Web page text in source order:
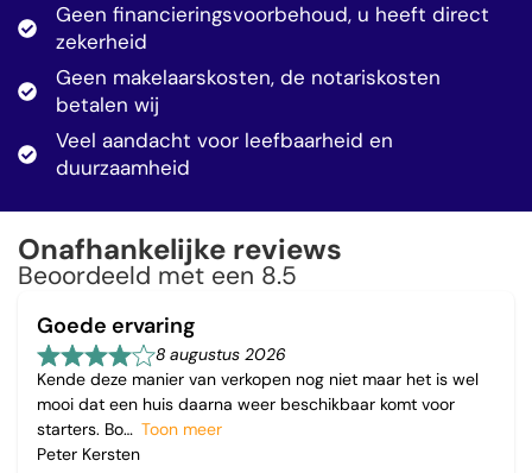
Geen financieringsvoorbehoud, u heeft direct
zekerheid
Geen makelaarskosten, de notariskosten
betalen wij
Veel aandacht voor leefbaarheid en
duurzaamheid
Onafhankelijke reviews
Beoordeeld met een 8.5
Goede ervaring
8 augustus 2026
Kende deze manier van verkopen nog niet maar het is wel
mooi dat een huis daarna weer beschikbaar komt voor
starters. Bo
Toon meer
Peter Kersten